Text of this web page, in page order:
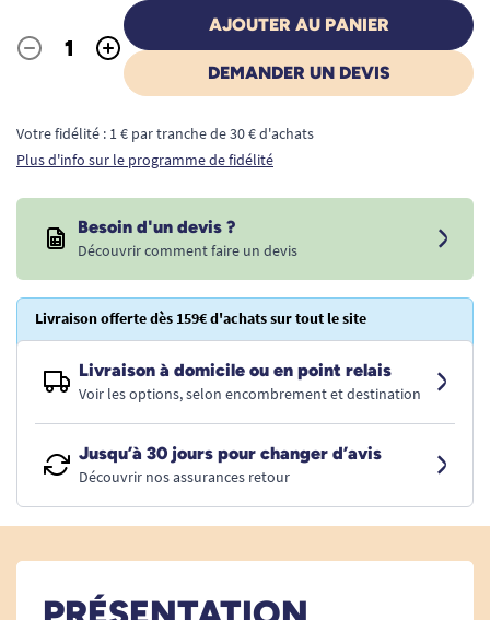
Quantité
- +
AJOUTER AU PANIER
DEMANDER UN DEVIS
Votre fidélité : 1 € par tranche de 30 € d'achats
Plus d'info sur le programme de fidélité
Besoin d'un devis ?
Découvrir comment faire un devis
Livraison offerte dès 159€ d'achats sur tout le site
Livraison à domicile ou en point relais
Voir les options, selon encombrement et destination
Jusqu’à 30 jours pour changer d’avis
Découvrir nos assurances retour